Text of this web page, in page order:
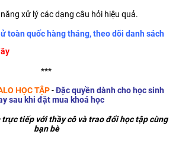
xử lý các dạng câu hỏi hiệu quả.
toàn quốc hàng tháng, theo dõi danh sách
***
HỌC TẬP-Đặc quyền dành cho học sinh
sau khi đặt mua khoá học
trực tiếp với thầy cô và trao đổi học tập cùng
bạn bè